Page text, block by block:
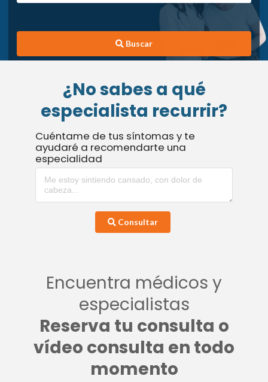
Buscar
¿No sabes a qué
especialista recurrir?
Cuéntame de tus síntomas y te
ayudaré a recomendarte una
especialidad
Consultar
Encuentra médicos y
especialistas
Reserva tu consulta o
vídeo consulta en todo
momento